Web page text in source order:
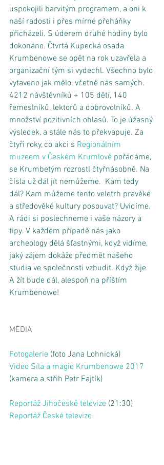
uspokojili barvitým programem, a oni k
naší radosti i přes mírné přeháňky
přicházeli. S úderem druhé hodiny bylo
dokonáno. Čtvrtá Kupecká osada
Krumbenowe se opět na rok uzavřela a
organizační tým si vydechl. Všechno bylo
vytaveno jak mělo, včetně nás samých.
4212 návštěvníků + 105 dětí, 140
řemeslníků, lektorů a dobrovolníků. A
množství pozitivních ohlasů. To je úžasný
výsledek, a stále nás to překvapuje. Za
čtyři roky, co akci s Regionálním
muzeem v Českém Krumlově pořádáme,
se Krumbetým rozrostl čtyřnásobně. Na
čísla už dál jít nemůžeme.  Kam tedy
dál? Kam můžeme tento veletrh pravěké
a středověké kultury posouvat? Uvidíme.
A rádi si poslechneme i vaše názory a
tipy. V každém případě nás jako
archeology dělá šťastnými, když vidíme,
jaký zájem dokáže předmět našeho
studia ve společnosti vzbudit. Když žije.
A žít bude dál, alespoň na příštím
Krumbenowe!
MÉDIA
Fotogalerie (foto Jana Lohnická)
Video Síla a magie Krumbenowe 2017
(kamera a střih Petr Fajtík)
Reportáž Jihočeské televize (21:30)
Reportáž České televize